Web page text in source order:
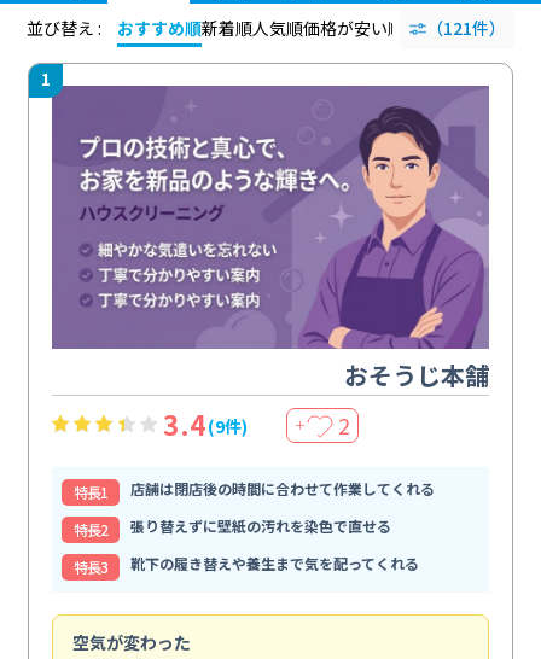
並び替え :
おすすめ順新着順人気順価格が安い順 評価が高い順
（121件）
1
おそうじ本舗
3.4(9件) ＋ 2
特⻑1
店舗は閉店後の時間に合わせて作業してくれる
特⻑2
張り替えずに壁紙の汚れを染色で直せる
特⻑3
靴下の履き替えや養生まで気を配ってくれる
空気が変わった